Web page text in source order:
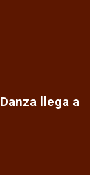
llega a